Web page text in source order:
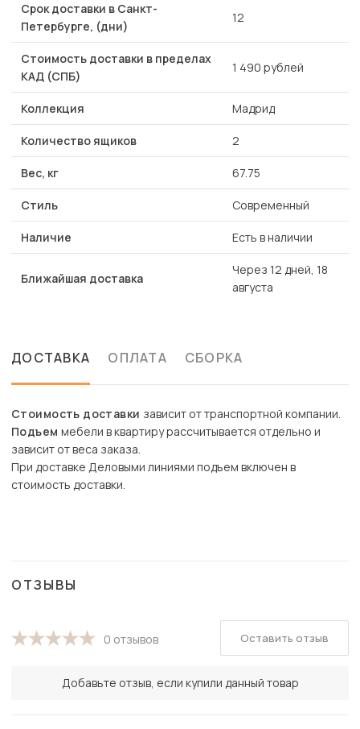
Срок доставки в Санкт-
Петербурге, (дни)
12
Стоимость доставки в пределах
КАД (СПБ)
1 490 рублей
Коллекция Мадрид
Количество ящиков 2
Вес, кг 67.75
Стиль Современный
Наличие Есть в наличии
Ближайшая доставка
Через 12 дней, 18
августа
ДОСТАВКА ОПЛАТА СБОРКА
Стоимость доставки зависит от транспортной компании.
Подъем мебели в квартиру рассчитывается отдельно и
зависит от веса заказа.
При доставке Деловыми линиями подъем включен в
стоимость доставки.
ОТЗЫВЫ
0 отзывов
Добавьте отзыв, если купили данный товар
Оставить отзыв